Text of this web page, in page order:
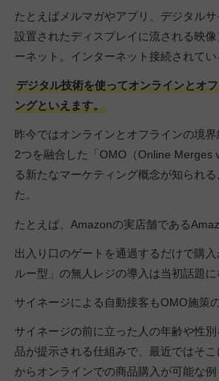
たとえばメルマガやアプリ、デジタル
設置されたディスプレイに流される映
ーネット。インターネット接続されてい
デジタル技術を使ってオンラインとオ
ングといえます。
昨今ではオンラインとオフラインの境界
2つを融合した「OMO（Online Merges
る新たなマーケティング概念が知られ
た。
たとえば、Amazonの実店舗である
出入り口のゲートを通過するだけで購
ルー型」の無人レジの導入は当初話題に
サイネージによる自動接客もOMO施策
サイネージの前に立った人の年齢や性
品が提示される仕組みで、最近ではそ
からオンラインでの商品購入が可能な例